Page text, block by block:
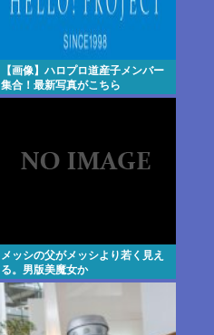
【画像】ハロプロ道産子メンバー
集合！最新写真がこちら
メッシの父がメッシより若く見え
る。男版美魔女か